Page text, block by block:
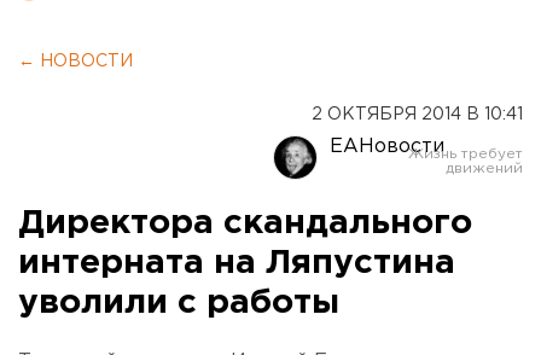
← НОВОСТИ
2 ОКТЯБРЯ 2014 В 10:41
ЕАНовости
Директора скандального
интерната на Ляпустина
уволили с работы